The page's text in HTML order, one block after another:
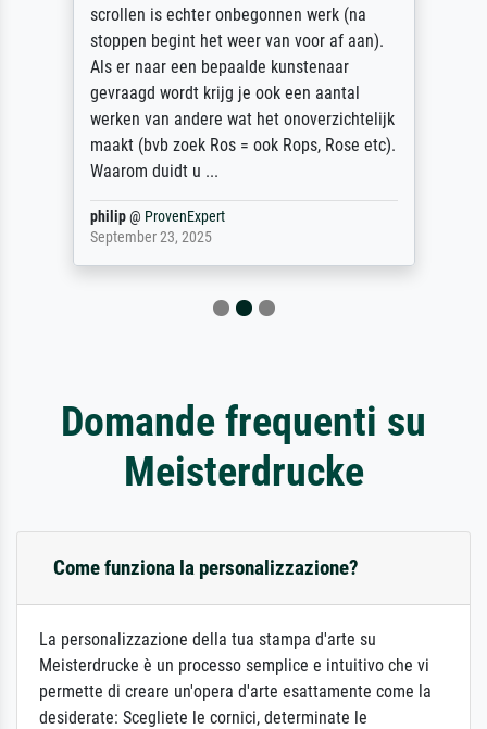
scrollen is echter onbegonnen werk (na
stoppen begint het weer van voor af aan).
Als er naar een bepaalde kunstenaar
gevraagd wordt krijg je ook een aantal
werken van andere wat het onoverzichtelijk
maakt (bvb zoek Ros = ook Rops, Rose etc).
Waarom duidt u ...
philip@ ProvenExpert
September 23, 2025
Domande frequenti su
Meisterdrucke
Come funziona la personalizzazione?
La personalizzazione della tua stampa d'arte su
Meisterdrucke è un processo semplice e intuitivo che vi
permette di creare un'opera d'arte esattamente come la
desiderate: Scegliete le cornici, determinate le